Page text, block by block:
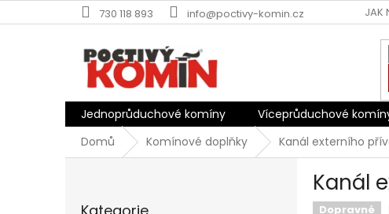
na
730 118 893 info@poctivy-komin.cz JAK
Jednoprůduchové komíny Víceprůduchové
Domů
Komínové doplňky Kanál externího
kategorie
Kanál
Dopravné